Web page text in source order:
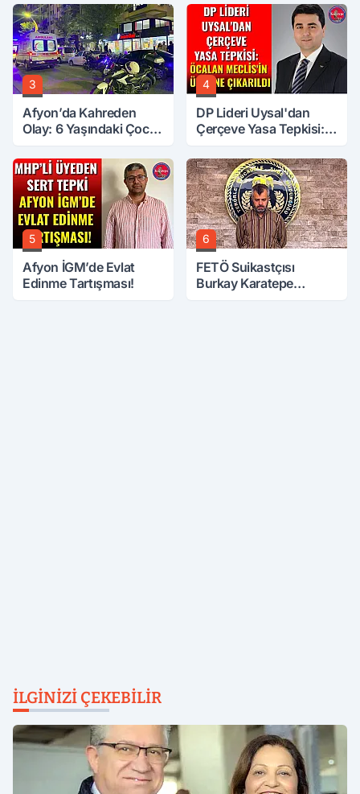
3
Afyon’da Kahreden
Olay: 6 Yaşındaki Çocuk
4
DP Lideri Uysal'dan
Çerçeve Yasa Tepkisi:
Üzerine Çıkarıldı
5
Afyon İGM’de Evlat
Edinme Tartışması!
6
FETÖ Suikastçısı
Burkay Karatepe
İLGINIZI ÇEKEBILIR